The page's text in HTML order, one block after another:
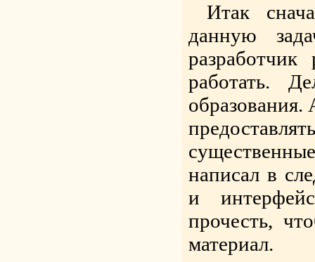
Итак
данную
работать.
образования.
написал в
и
прочесть,
материал.